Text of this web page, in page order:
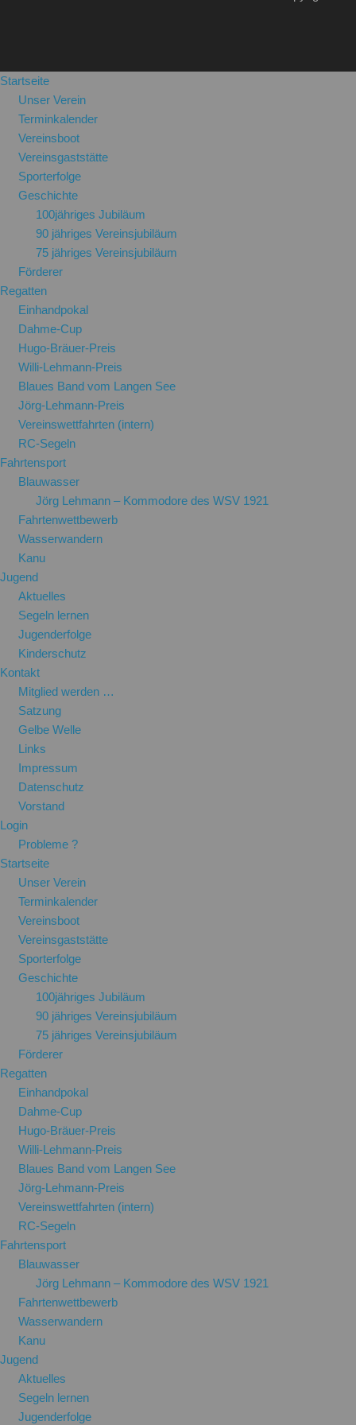
Startseite
Unser Verein
Terminkalender
Vereinsboot
Vereinsgaststätte
Sporterfolge
Geschichte
100jähriges Jubiläum
90 jähriges Vereinsjubiläum
75 jähriges Vereinsjubiläum
Förderer
Regatten
Einhandpokal
Dahme-Cup
Hugo-Bräuer-Preis
Willi-Lehmann-Preis
Blaues Band vom Langen See
Jörg-Lehmann-Preis
Vereinswettfahrten (intern)
RC-Segeln
Fahrtensport
Blauwasser
Jörg Lehmann – Kommodore des WSV 1921
Fahrtenwettbewerb
Wasserwandern
Kanu
Jugend
Aktuelles
Segeln lernen
Jugenderfolge
Kinderschutz
Kontakt
Mitglied werden …
Satzung
Gelbe Welle
Links
Impressum
Datenschutz
Vorstand
Login
Probleme ?
Startseite
Unser Verein
Terminkalender
Vereinsboot
Vereinsgaststätte
Sporterfolge
Geschichte
100jähriges Jubiläum
90 jähriges Vereinsjubiläum
75 jähriges Vereinsjubiläum
Förderer
Regatten
Einhandpokal
Dahme-Cup
Hugo-Bräuer-Preis
Willi-Lehmann-Preis
Blaues Band vom Langen See
Jörg-Lehmann-Preis
Vereinswettfahrten (intern)
RC-Segeln
Fahrtensport
Blauwasser
Jörg Lehmann – Kommodore des WSV 1921
Fahrtenwettbewerb
Wasserwandern
Kanu
Jugend
Aktuelles
Segeln lernen
Jugenderfolge